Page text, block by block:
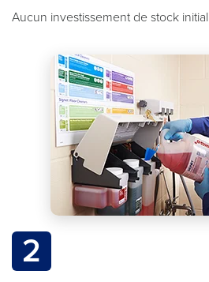
Aucun investissement de stock initial
2